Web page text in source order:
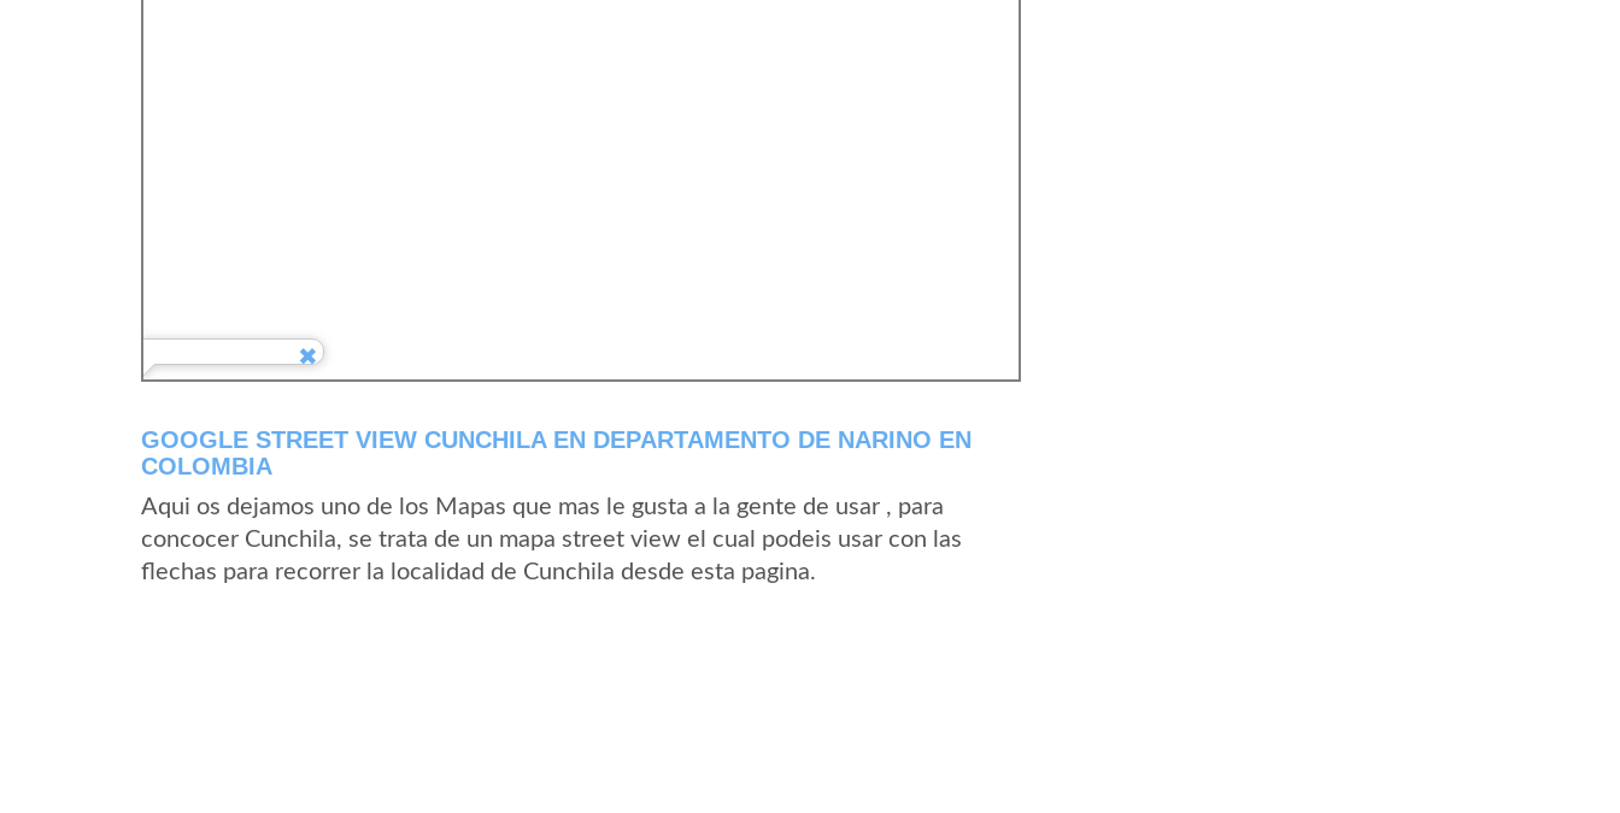
GOOGLE STREET VIEW CUNCHILA EN DEPARTAMENTO DE NARINO EN
COLOMBIA
Aqui os dejamos uno de los Mapas que mas le gusta a la gente de usar , para
concocer Cunchila, se trata de un mapa street view el cual podeis usar con las
flechas para recorrer la localidad de Cunchila desde esta pagina.